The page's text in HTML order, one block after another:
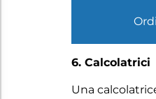
6. Calcolatrici
Una